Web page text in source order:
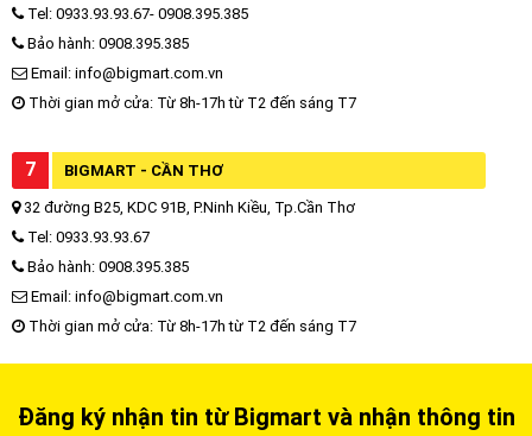
Tel: 0933.93.93.67- 0908.395.385
Bảo hành: 0908.395.385
Email: info@bigmart.com.vn
Thời gian mở cửa: Từ 8h-17h từ T2 đến sáng T7
7 BIGMART - CẦN THƠ
32 đường B25, KDC 91B, P.Ninh Kiều, Tp.Cần Thơ
Tel: 0933.93.93.67
Bảo hành: 0908.395.385
Email: info@bigmart.com.vn
Thời gian mở cửa: Từ 8h-17h từ T2 đến sáng T7
Đăng ký nhận tin từ Bigmart và nhận thông tin